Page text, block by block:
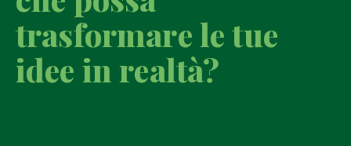
trasformare le tue
idee in realtà?